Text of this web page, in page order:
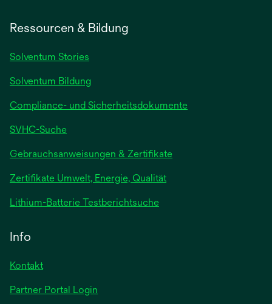
Ressourcen & Bildung
Solventum Stories
Solventum Bildung
Compliance- und Sicherheitsdokumente
SVHC-Suche
Gebrauchsanweisungen & Zertifikatewird
Zertifikate Umwelt, Energie, Qualität
Lithium-Batterie Testberichtsuchewird
Info
Kontakt
Partner Portal Login